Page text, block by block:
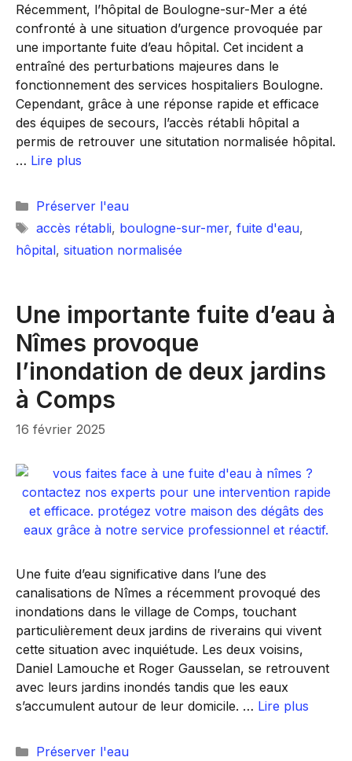
Récemment, l’hôpital de Boulogne-sur-Mer a été
confronté à une situation d’urgence provoquée par
une importante fuite d’eau hôpital. Cet incident a
entraîné des perturbations majeures dans le
fonctionnement des services hospitaliers Boulogne.
Cependant, grâce à une réponse rapide et efficace
des équipes de secours, l’accès rétabli hôpital a
permis de retrouver une situtation normalisée hôpital.
… Lire plus
Catégories
Préserver l'eau
Étiquettes
accès rétabli, boulogne-sur-mer, fuite d'eau,
hôpital, situation normalisée
Une importante fuite d’eau à
Nîmes provoque
l’inondation de deux jardins
à Comps
16 février 2025
Une fuite d’eau significative dans l’une des
canalisations de Nîmes a récemment provoqué des
inondations dans le village de Comps, touchant
particulièrement deux jardins de riverains qui vivent
cette situation avec inquiétude. Les deux voisins,
Daniel Lamouche et Roger Gausselan, se retrouvent
avec leurs jardins inondés tandis que les eaux
s’accumulent autour de leur domicile. … Lire plus
Catégories
Préserver l'eau